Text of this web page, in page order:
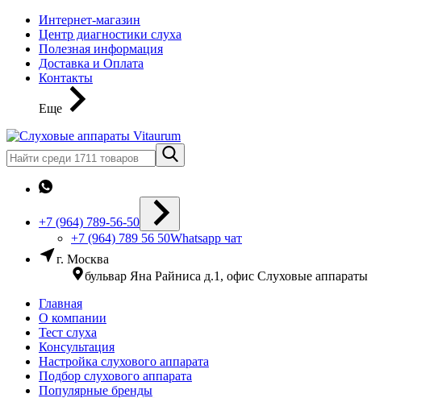
Интернет-магазин
Центр диагностики слуха
Полезная информация
Доставка и Оплата
Контакты
Еще
+7 (964) 789-56-50
+7 (964) 789 56 50Whatsapp чат
г. Москва
бульвар Яна Райниса д.1, офис Слуховые аппараты
Главная
О компании
Тест слуха
Консультация
Настройка слухового аппарата
Подбор слухового аппарата
Популярные бренды